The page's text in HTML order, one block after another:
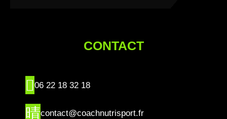
CONTACT
06 22 18 32 18
contact@coachnutrisport.fr